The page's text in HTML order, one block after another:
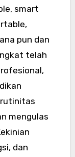
smart
pun dan
telah
mengulas
dan